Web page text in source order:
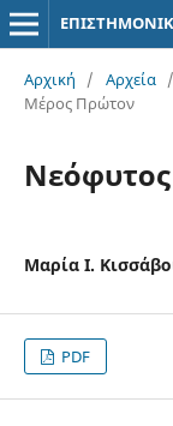
Αρχική / Αρχεία /
Μέρος Πρώτον
Μαρία Ι.
PDF